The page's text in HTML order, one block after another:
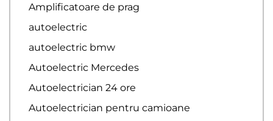
Amplificatoare de prag
autoelectric
autoelectric bmw
Autoelectric Mercedes
Autoelectrician 24 ore
Autoelectrician pentru camioane